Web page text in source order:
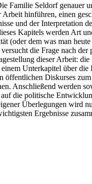
Seldorf genauer
hinführen, einen
und der Interpretation
Kapitels werden Art
dem was man
die Frage nach
dieser Arbeit:
Unterkapitel über
öffentlichen Diskurses
Anschließend werden
die politische
Überlegungen wird
Ergebnisse